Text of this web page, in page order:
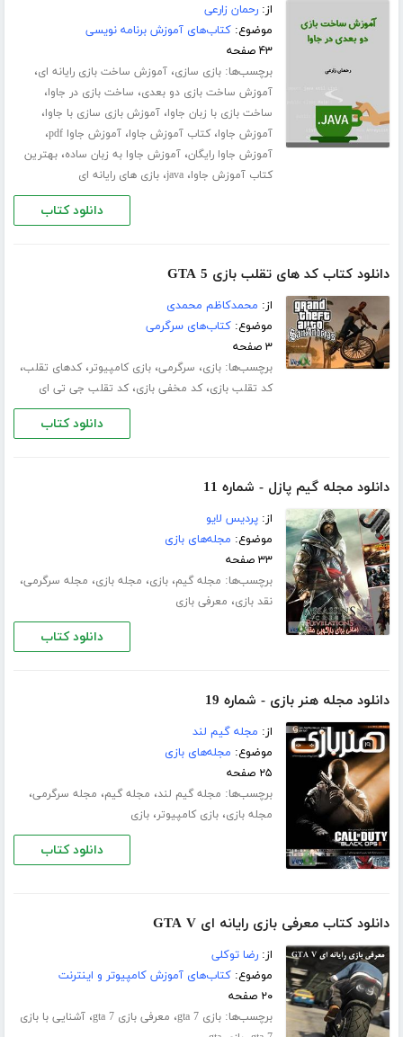
از:رحمان زارعی
موضوع:کتاب‌های آموزش برنامه نویسی
۴۳ صفحه
برچسب‌ها:بازی سازی،آموزش ساخت بازی رایانه ای،
آموزش ساخت بازی دو بعدی، ساخت بازی در جاوا،
ساخت بازی با زبان جاوا،آموزش بازی سازی با جاوا،
آموزش جاوا،کتاب آموزش جاوا،آموزش جاوا pdf ،
آموزش جاوا رایگان،آموزش جاوا به زبان ساده،بهترین
کتاب آموزش جاوا،java،بازی های رایانه ای
دانلود کتاب
دانلود کتاب کد های تقلب بازی GTA 5
از: محمدکاظم محمدی
موضوع:کتاب‌های سرگرمی
۳ صفحه
برچسب‌ها:بازی، سرگرمی،بازی کامپیوتر،کدهای تقلب،
کد تقلب بازی،کد مخفی بازی،کد تقلب جی تی ای
دانلود کتاب
دانلود مجله گیم پازل - شماره 11
از:پردیس لایو
موضوع: مجله‌های بازی
۳۳ صفحه
برچسب‌ها: مجله گیم،بازی، مجله بازی، مجله سرگرمی،
نقد بازی، معرفی بازی
دانلود کتاب
دانلود مجله هنر بازی - شماره 19
از: مجله گیم لند
موضوع: مجله‌های بازی
۲۵ صفحه
برچسب‌ها: مجله گیم لند، مجله گیم، مجله سرگرمی،
مجله بازی،بازی کامپیوتر،بازی
دانلود کتاب
دانلود کتاب معرفی بازی رایانه ای GTA V
از:رضا توکلی
موضوع:کتاب‌های آموزش کامپیوتر و اینترنت
۲۰ صفحه
برچسب‌ها:بازی gta 7 ، معرفی بازی gta 7 ،آشنایی با بازی